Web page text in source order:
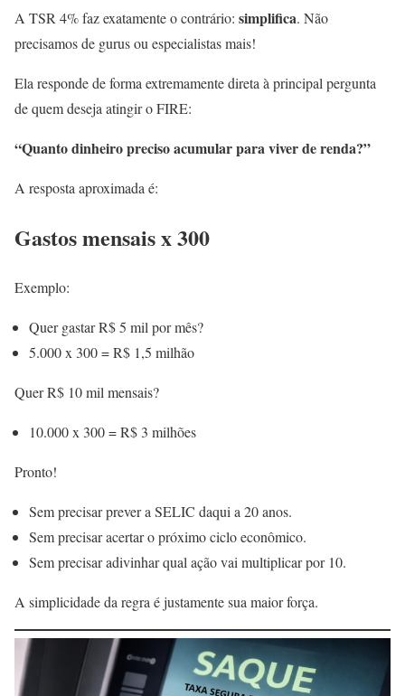
A TSR 4% faz exatamente o contrário: simplifica. Não
precisamos de gurus ou especialistas mais!
Ela responde de forma extremamente direta à principal pergunta
de quem deseja atingir o FIRE:
“Quanto dinheiro preciso acumular para viver de renda?”
A resposta aproximada é:
Gastos mensais x 300
Exemplo:
Quer gastar R$ 5 mil por mês?
5.000 x 300 = R$ 1,5 milhão
Quer R$ 10 mil mensais?
10.000 x 300 = R$ 3 milhões
Pronto!
Sem precisar prever a SELIC daqui a 20 anos.
Sem precisar acertar o próximo ciclo econômico.
Sem precisar adivinhar qual ação vai multiplicar por 10.
A simplicidade da regra é justamente sua maior força.